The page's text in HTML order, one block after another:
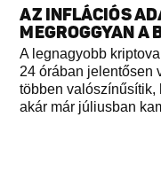
AZ INFLÁCIÓS
MEGROGGYAN A
A legnagyobb
24 órában jelentősen
többen valószínűsítik,
akár már júliusban